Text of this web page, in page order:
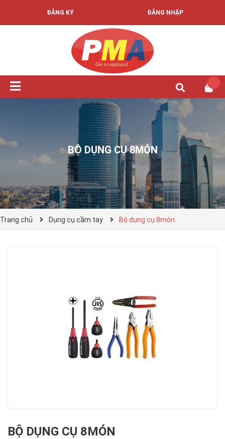
ĐĂNG KÝ ĐĂNG NHẬP
BỘ DỤNG CỤ 8MÓN
Trang chủ Dụng cụ cầm tay Bộ dụng cụ 8món
BỘ DỤNG CỤ 8MÓN